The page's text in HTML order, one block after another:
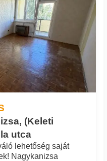
(Keleti
utca
lehetőség saját
Nagykanizsa